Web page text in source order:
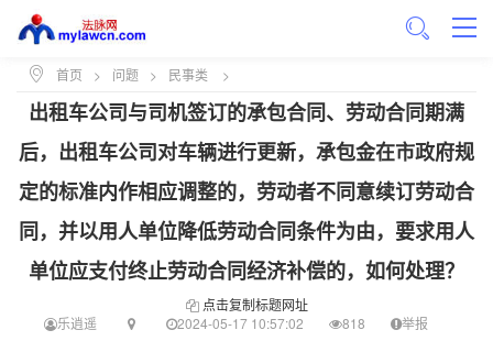
首页 > 问题 > 民事类 >
出租车公司与司机签订的承包合同、劳动合同期满
后，出租车公司对车辆进行更新，承包金在市政府规
定的标准内作相应调整的，劳动者不同意续订劳动合
同，并以用人单位降低劳动合同条件为由，要求用人
单位应支付终止劳动合同经济补偿的，如何处理？
点击复制标题网址
乐逍遥
2024-05-17 10:57:02 818 举报